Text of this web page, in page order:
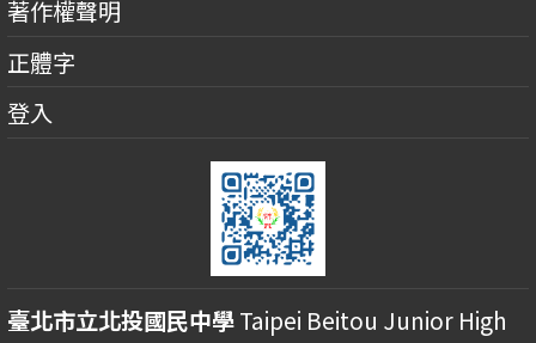
著作權聲明
正體字
登入
臺北市立北投國民中學Taipei Beitou Junior High